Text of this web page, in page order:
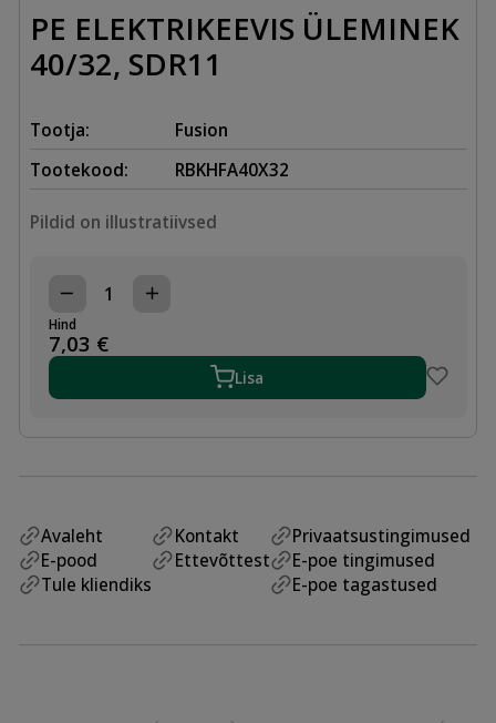
PE ELEKTRIKEEVIS ÜLEMINEK
40/32, SDR11
Tootja:
Fusion
Tootekood:
RBKHFA40X32
Pildid on illustratiivsed
PE
ELEKTRIKEEVIS
ÜLEMINEK
40/32,
kogus
Hind
7,03 €
Lisa
Avaleht
E-pood
Tule kliendiks
Kontakt
Ettevõttest
Privaatsustingimused
E-poe tingimused
E-poe tagastused